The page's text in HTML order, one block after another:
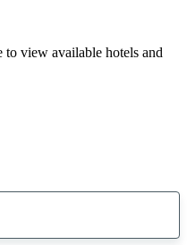
to view available hotels and